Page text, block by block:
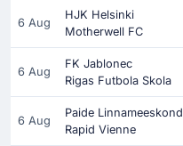
6 Aug
HJK Helsinki
Motherwell FC
6 Aug
FK Jablonec
Rigas Futbola Skola
6 Aug
Paide Linnameeskond
Rapid Vienne